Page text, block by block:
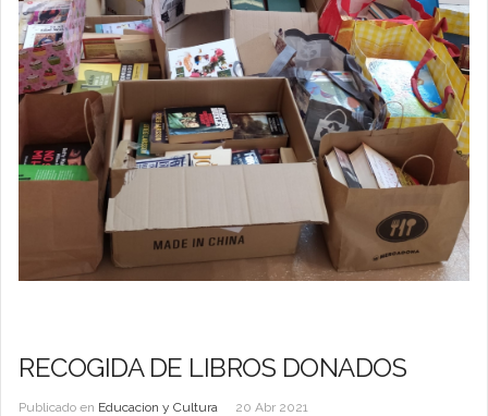
RECOGIDA DE LIBROS DONADOS
Publicado en Educacion y Cultura 20 Abr 2021